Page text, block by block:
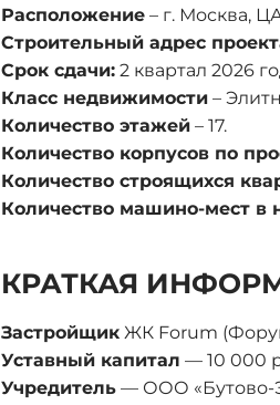
Расположение – г. Москва,
Строительный адрес
Срок сдачи: 2 квартал 2026
Класс недвижимости –
Количество этажей – 17.
Количество корпусов по
Количество строящихся
Количество машино-мест в
КРАТКАЯ
Застройщик ЖК Forum
Уставный капитал — 10 000
Учредитель — ООО «Бутово-